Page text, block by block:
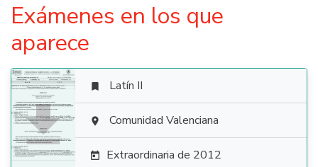
Exámenes en los que
aparece

 Latín II
 Comunidad Valenciana
 Extraordinaria de 2012